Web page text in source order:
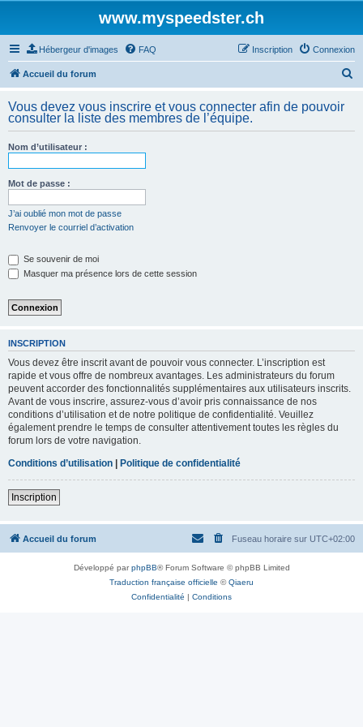
www.myspeedster.ch
Hébergeur d'images FAQ Connexion
Inscription
Accueil du forum
h
Vous devez vous inscrire et vous connecter afin de pouvoir
consulter la liste des membres de l’équipe.
Nom d’utilisateur :
Mot de passe :
J’ai oublié mon mot de passe
Renvoyer le courriel d’activation
Se souvenir de moi
Masquer ma présence lors de cette session
INSCRIPTION
Vous devez être inscrit avant de pouvoir vous connecter. L’inscription est
rapide et vous offre de nombreux avantages. Les administrateurs du forum
peuvent accorder des fonctionnalités supplémentaires aux utilisateurs inscrits.
Avant de vous inscrire, assurez-vous d’avoir pris connaissance de nos
conditions d’utilisation et de notre politique de confidentialité. Veuillez
également prendre le temps de consulter attentivement toutes les règles du
forum lors de votre navigation.
Conditions d’utilisation | Politique de confidentialité
Inscription
Accueil du forum Fuseau horaire sur UTC+02:00
Développé parphpBB® Forum Software © phpBB Limited
Traduction française officielle ©Qiaeru
Confidentialité | Conditions